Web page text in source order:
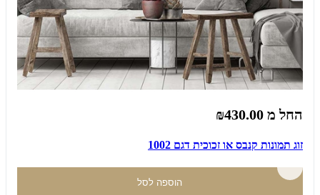
החל מ ₪430.00
זוג תמונות קנבס או זכוכית דגם 1002
הוספה לסל